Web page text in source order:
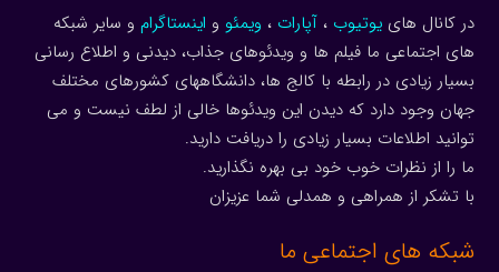
در کانال هاییوتیوب ، آپارات ، ویمئو و اینستاگرام و سایر شبکه
های اجتماعی ما فیلم ها و ویدئوهای جذاب، دیدنی و اطلاع رسانی
بسیار زیادی در رابطه با کالج ها، دانشگاههای کشورهای مختلف
جهان وجود دارد که دیدن این ویدئوها خالی از لطف نیست و می
توانید اطلاعات بسیار زیادی را دریافت دارید.
ما را از نظرات خوب خود بی بهره نگذارید.
با تشکر از همراهی و همدلی شما عزیزان
شبکه های اجتماعی ما